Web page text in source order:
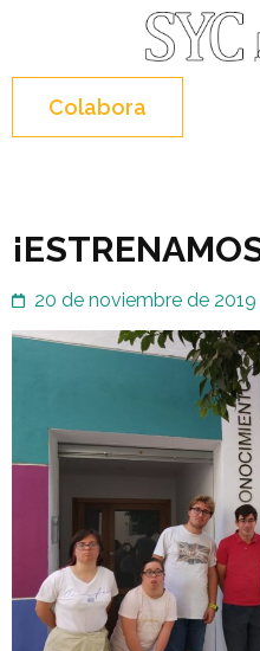
contenido
(presionaColabora
20 de noviembre de 2019